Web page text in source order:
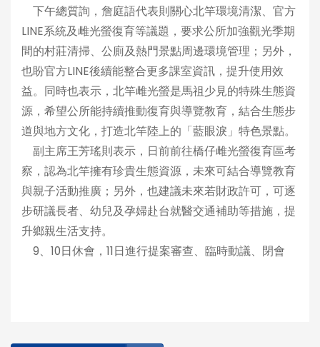
下午總質詢，詹庭語代表則關心北竿環境清潔、官方
LINE系統及雌光螢復育等議題，要求公所加強觀光季期
間的村莊清掃、公廁及熱門景點周邊環境管理；另外，
也盼官方LINE後續能整合更多課室資訊，提升使用效
益。同時也表示，北竿雌光螢是馬祖少見的特殊生態資
源，希望公所能持續推動復育與導覽教育，結合生態步
道與地方文化，打造北竿陸上的「藍眼淚」特色景點。
副主席王芳瑤則表示，日前前往橋仔雌光螢復育區考
察，認為北竿擁有珍貴生態資源，未來可結合導覽教育
與親子活動推廣；另外，也建議未來若財政許可，可逐
步研議長者、幼兒及孕婦赴台就醫交通補助等措施，提
升鄉親生活支持。
9、10日休會，11日進行提案審查、臨時動議、閉會